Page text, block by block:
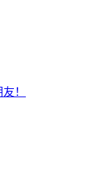
！